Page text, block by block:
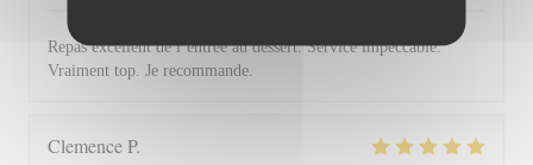
Repas excellent de l’entrée au dessert. Service impeccable.
Vraiment top. Je recommande.
ClemenceP